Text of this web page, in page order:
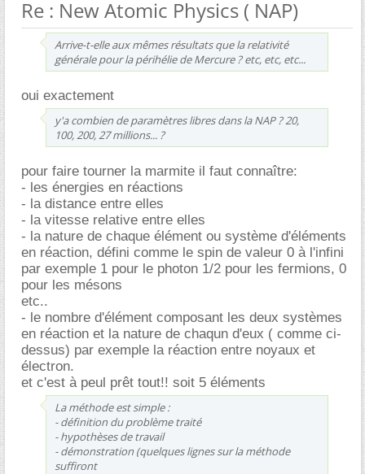
Re : New Atomic Physics ( NAP)
Arrive-t-elle aux mêmes résultats que la relativité
générale pour la périhélie de Mercure ? etc, etc, etc...
oui exactement
y'a combien de paramètres libres dans la NAP ? 20,
100, 200, 27 millions... ?
pour faire tourner la marmite il faut connaître:
- les énergies en réactions
- la distance entre elles
- la vitesse relative entre elles
- la nature de chaque élément ou système d'éléments
en réaction, défini comme le spin de valeur 0 à l'infini
par exemple 1 pour le photon 1/2 pour les fermions, 0
pour les mésons
etc..
- le nombre d'élément composant les deux systèmes
en réaction et la nature de chaqun d'eux ( comme ci-
dessus) par exemple la réaction entre noyaux et
électron.
et c'est à peul prêt tout!! soit 5 éléments
La méthode est simple :
- définition du problème traité
- hypothèses de travail
- démonstration (quelques lignes sur la méthode
suffiront